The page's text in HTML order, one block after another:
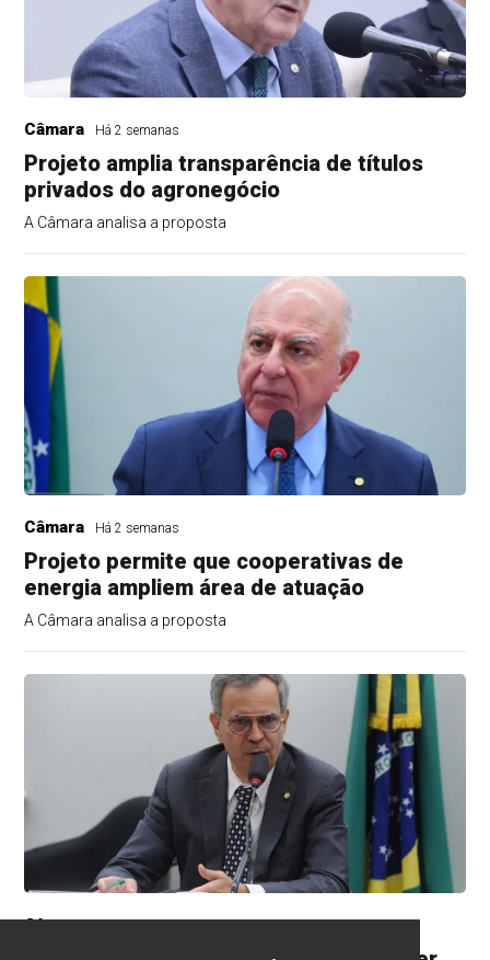
Câmara Há 2 semanas
Projeto amplia transparência de títulos
privados do agronegócio
A Câmara analisa a proposta
Câmara Há 2 semanas
Projeto permite que cooperativas de
energia ampliem área de atuação
A Câmara analisa a proposta
Câmara